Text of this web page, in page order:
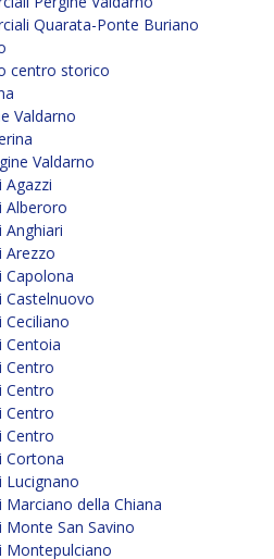
Quarata-Ponte Buriano
centro storico
Valdarno
Valdarno
Agazzi
Alberoro
Anghiari
Arezzo
Capolona
Castelnuovo
Ceciliano
Centoia
Centro
Centro
Centro
Centro
Cortona
Lucignano
Marciano della Chiana
Monte San Savino
Montepulciano